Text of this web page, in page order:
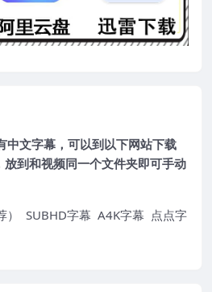
中文字幕，可以到以下网站下载
放到和视频同一个文件夹即可手动
SUBHD字幕 A4K字幕 点点字